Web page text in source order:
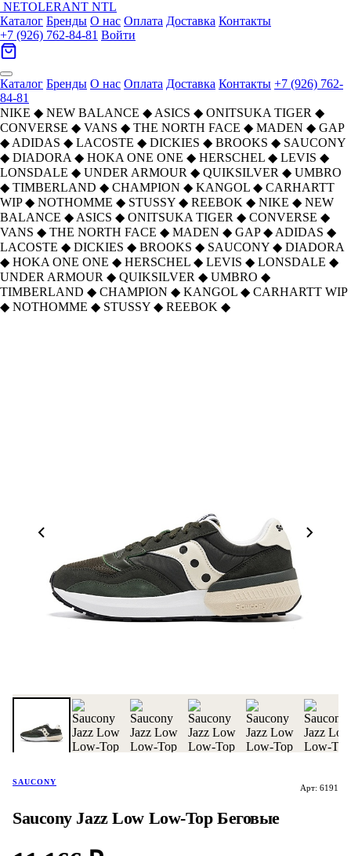
NETOLERANT NTL
Каталог Бренды О нас Оплата Доставка Контакты
+7 (926) 762-84-81 Войти
Каталог Бренды О нас Оплата Доставка Контакты +7 (926) 762-
84-81
NIKE ◆ NEW BALANCE ◆ ASICS ◆ ONITSUKA TIGER ◆
CONVERSE ◆ VANS ◆ THE NORTH FACE ◆ MADEN ◆ GAP
◆ ADIDAS ◆ LACOSTE ◆ DICKIES ◆ BROOKS ◆ SAUCONY
◆ DIADORA ◆ HOKA ONE ONE ◆ HERSCHEL ◆ LEVIS ◆
LONSDALE ◆ UNDER ARMOUR ◆ QUIKSILVER ◆ UMBRO
◆ TIMBERLAND ◆ CHAMPION ◆ KANGOL ◆ CARHARTT
WIP ◆ NOTHOMME ◆ STUSSY ◆ REEBOK ◆ NIKE ◆ NEW
BALANCE ◆ ASICS ◆ ONITSUKA TIGER ◆ CONVERSE ◆
VANS ◆ THE NORTH FACE ◆ MADEN ◆ GAP ◆ ADIDAS ◆
LACOSTE ◆ DICKIES ◆ BROOKS ◆ SAUCONY ◆ DIADORA
◆ HOKA ONE ONE ◆ HERSCHEL ◆ LEVIS ◆ LONSDALE ◆
UNDER ARMOUR ◆ QUIKSILVER ◆ UMBRO ◆
TIMBERLAND ◆ CHAMPION ◆ KANGOL ◆ CARHARTT WIP
◆ NOTHOMME ◆ STUSSY ◆ REEBOK ◆
SAUCONY
Арт: 6191
Saucony Jazz Low Low-Top Беговые